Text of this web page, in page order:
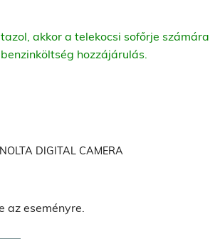
akkor a telekocsi sofőrje számára
hozzájárulás.
DIGITAL CAMERA
az eseményre.